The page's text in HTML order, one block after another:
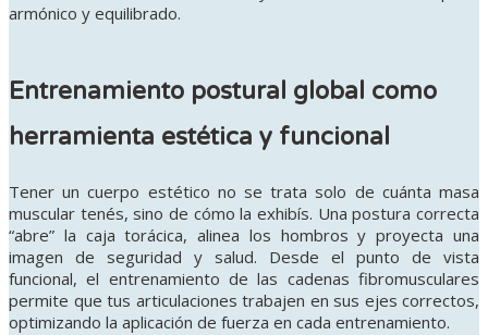
armónico y equilibrado.
Entrenamiento postural global como
herramienta estética y funcional
Tener un cuerpo estético no se trata solo de cuánta masa
muscular tenés, sino de cómo la exhibís. Una postura correcta
“abre” la caja torácica, alinea los hombros y proyecta una
imagen de seguridad y salud. Desde el punto de vista
funcional, el entrenamiento de las cadenas fibromusculares
permite que tus articulaciones trabajen en sus ejes correctos,
optimizando la aplicación de fuerza en cada entrenamiento.